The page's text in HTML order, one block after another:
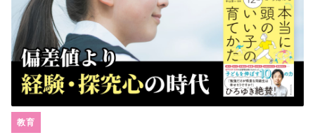
教育